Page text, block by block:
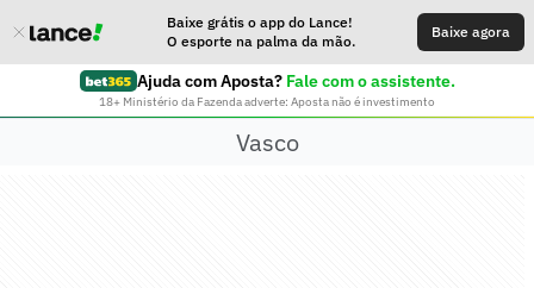
Baixe grátis o app do Lance!
O esporte na palma da mão.
Baixe agora
Ajuda com Aposta? Fale com o assistente.
18+ Ministério da Fazenda adverte: Aposta não é investimento
Vasco